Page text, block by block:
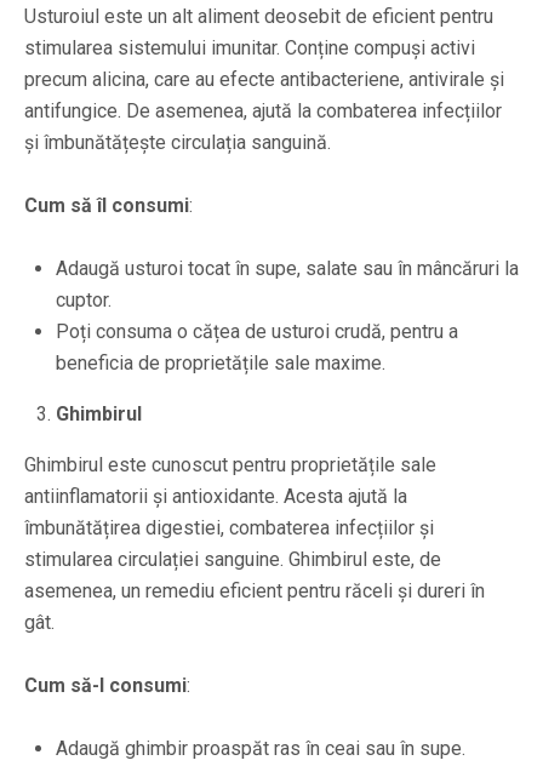
Usturoiul este un alt aliment deosebit de eficient pentru
stimularea sistemului imunitar. Conține compuși activi
precum alicina, care au efecte antibacteriene, antivirale și
antifungice. De asemenea, ajută la combaterea infecțiilor
și îmbunătățește circulația sanguină.
Cum să îl consumi:
Adaugă usturoi tocat în supe, salate sau în mâncăruri la
cuptor.
Poți consuma o cățea de usturoi crudă, pentru a
beneficia de proprietățile sale maxime.
Ghimbirul
Ghimbirul este cunoscut pentru proprietățile sale
antiinflamatorii și antioxidante. Acesta ajută la
îmbunătățirea digestiei, combaterea infecțiilor și
stimularea circulației sanguine. Ghimbirul este, de
asemenea, un remediu eficient pentru răceli și dureri în
gât.
Cum să-l consumi:
Adaugă ghimbir proaspăt ras în ceai sau în supe.